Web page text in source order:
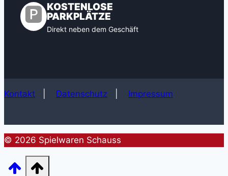
🅿️ KOSTENLOSE
PARKPLÄTZE
Direkt neben dem Geschäft
Kontakt Datenschutz Impressum
© 2026 Spielwaren Schauss